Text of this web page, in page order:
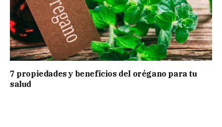
7 propiedades y beneficios del orégano para tu
salud